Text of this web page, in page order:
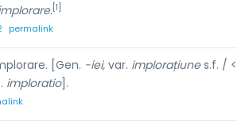
[1]
permalink
[Gen. -iei, var. implorațiunes.f. / <
imploratio].